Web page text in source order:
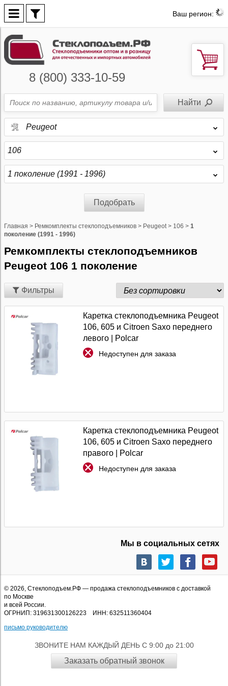
Ваш регион:
8 (800) 333-10-59
Peugeot
106
1 поколение (1991 - 1996)
Подобрать
Главная > Ремкомплекты стеклоподъемников > Peugeot > 106 > 1
поколение (1991 - 1996)
Ремкомплекты стеклоподъемников
Peugeot 106 1 поколение
Фильтры
Каретка стеклоподъемника Peugeot
106, 605 и Citroen Saxo переднего
левого | Polcar
Недоступен для заказа
Каретка стеклоподъемника Peugeot
106, 605 и Citroen Saxo переднего
правого | Polcar
Недоступен для заказа
Мы в социальных сетях
© 2026, Стеклоподъем.РФ — продажа стеклоподъемников с доставкой
по Москве
и всей России.
ОГРНИП: 319631300126223 ИНН: 632511360404
письмо руководителю
ЗВОНИТЕ НАМ КАЖДЫЙ ДЕНЬ С 9:00 до 21:00
Заказать обратный звонок